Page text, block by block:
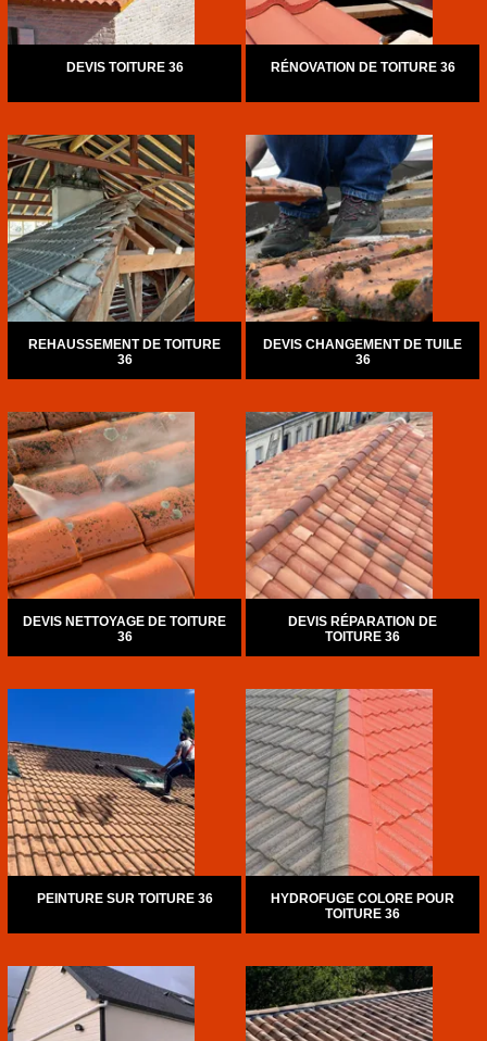
DEVIS TOITURE 36 RÉNOVATION DE TOITURE 36
REHAUSSEMENT DE TOITURE
36
DEVIS CHANGEMENT DE TUILE
36
DEVIS NETTOYAGE DE TOITURE
36
DEVIS RÉPARATION DE
TOITURE 36
PEINTURE SUR TOITURE 36
HYDROFUGE COLORE POUR
TOITURE 36